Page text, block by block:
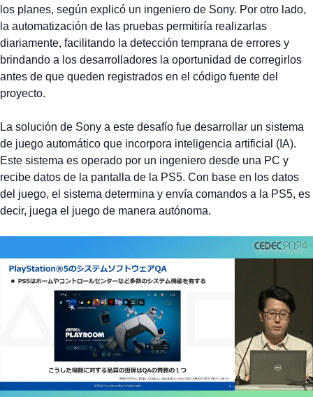
los planes, según explicó un ingeniero de Sony. Por otro lado,
la automatización de las pruebas permitiría realizarlas
diariamente, facilitando la detección temprana de errores y
brindando a los desarrolladores la oportunidad de corregirlos
antes de que queden registrados en el código fuente del
proyecto.
La solución de Sony a este desafío fue desarrollar un sistema
de juego automático que incorpora inteligencia artificial (IA).
Este sistema es operado por un ingeniero desde una PC y
recibe datos de la pantalla de la PS5. Con base en los datos
del juego, el sistema determina y envía comandos a la PS5, es
decir, juega el juego de manera autónoma.